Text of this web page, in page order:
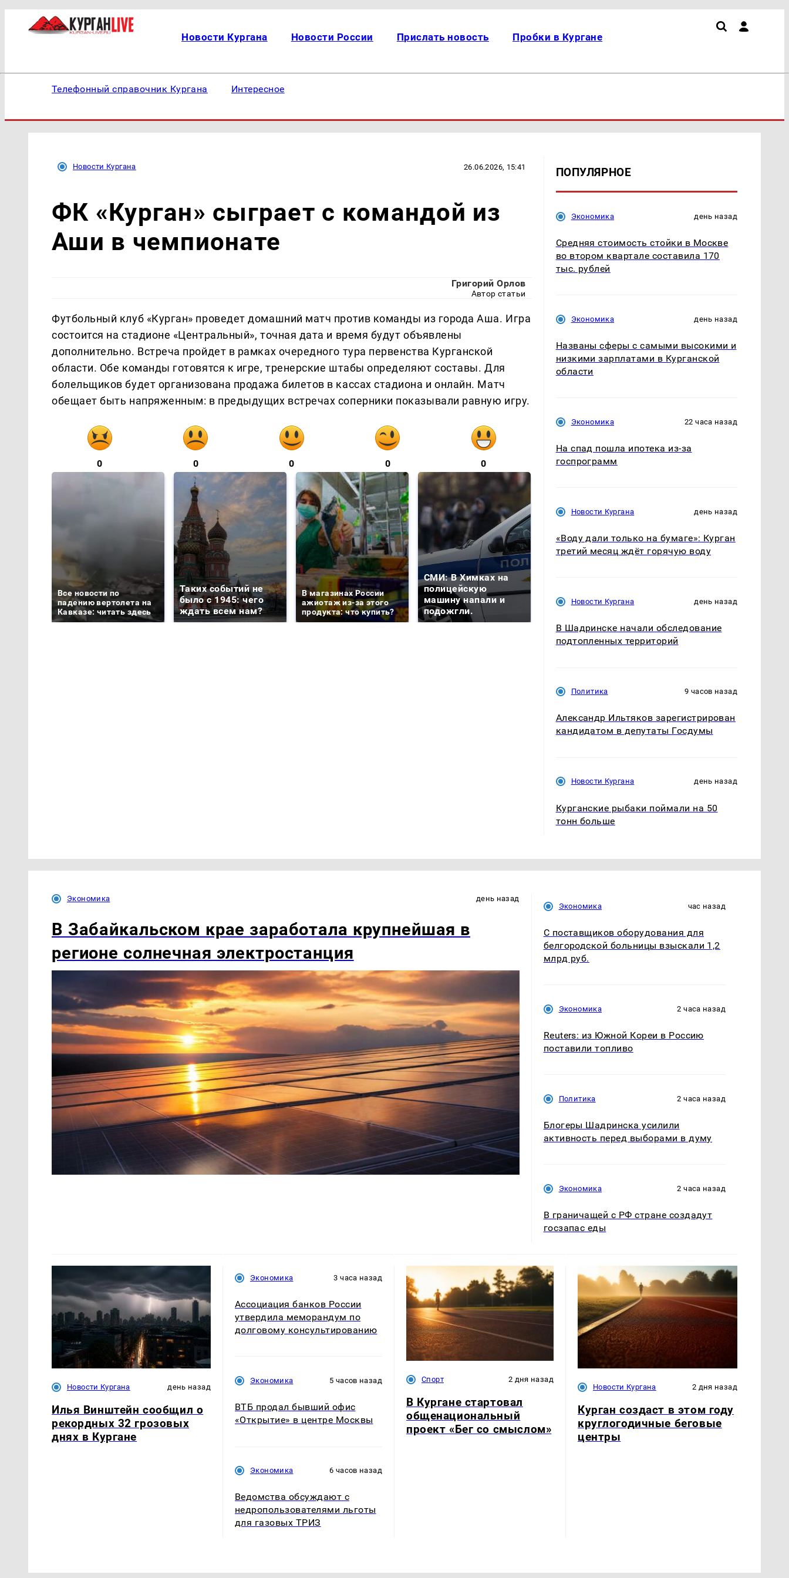
Новости Кургана Новости России Прислать новость Пробки в Кургане
Телефонный справочник Кургана Интересное
Новости Кургана 26.06.2026, 15:41
ФК «Курган» сыграет с командой из
Аши в чемпионате
Григорий Орлов
Автор статьи
Футбольный клуб «Курган» проведет домашний матч против команды из города Аша. Игра
состоится на стадионе «Центральный», точная дата и время будут объявлены
дополнительно. Встреча пройдет в рамках очередного тура первенства Курганской
области. Обе команды готовятся к игре, тренерские штабы определяют составы. Для
болельщиков будет организована продажа билетов в кассах стадиона и онлайн. Матч
обещает быть напряженным: в предыдущих встречах соперники показывали равную игру.
0 0 0 0 0
Все новости по
падению вертолета на
Кавказе: читать здесь
Таких событий не
было с 1945: чего
ждать всем нам?
В магазинах России
ажиотаж из-за этого
продукта: что купить?
СМИ: В Химках на
полицейскую
машину напали и
подожгли.
президентов США и
никто не ждал: как
ПОПУЛЯРНОЕ
Экономика день назад
Средняя стоимость стойки в Москве
во втором квартале составила 170
тыс. рублей
Экономика день назад
Названы сферы с самыми высокими и
низкими зарплатами в Курганской
области
Экономика 22 часа назад
На спад пошла ипотека из-за
госпрограмм
Новости Кургана день назад
«Воду дали только на бумаге»: Курган
третий месяц ждёт горячую воду
Новости Кургана день назад
В Шадринске начали обследование
подтопленных территорий
Политика 9 часов назад
Александр Ильтяков зарегистрирован
кандидатом в депутаты Госдумы
Новости Кургана день назад
Курганские рыбаки поймали на 50
тонн больше
Экономика день назад
В Забайкальском крае заработала крупнейшая в
регионе солнечная электростанция
Экономика час назад
С поставщиков оборудования для
белгородской больницы взыскали 1,2
млрд руб.
Экономика 2 часа назад
Reuters: из Южной Кореи в Россию
поставили топливо
Политика 2 часа назад
Блогеры Шадринска усилили
активность перед выборами в думу
Экономика 2 часа назад
В граничащей с РФ стране создадут
госзапас еды
Новости Кургана день назад
Илья Винштейн сообщил о
рекордных 32 грозовых
днях в Кургане
Экономика 3 часа назад
Ассоциация банков России
утвердила меморандум по
долговому консультированию
Экономика 5 часов назад
ВТБ продал бывший офис
«Открытие» в центре Москвы
Экономика 6 часов назад
Ведомства обсуждают с
недропользователями льготы
для газовых ТРИЗ
Спорт 2 дня назад
В Кургане стартовал
общенациональный
проект «Бег со смыслом»
Новости Кургана 2 дня назад
Курган создаст в этом году
круглогодичные беговые
центры